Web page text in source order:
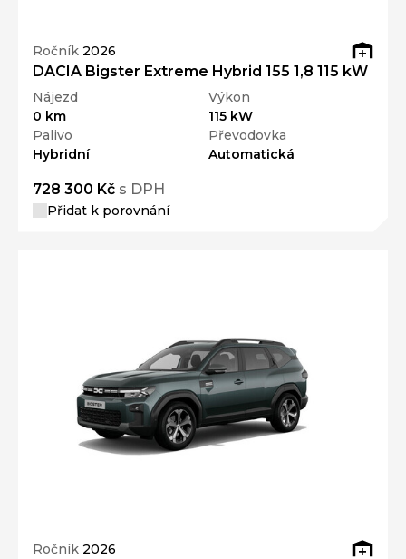
Ročník 2026
DACIA Bigster Extreme Hybrid 155 1,8 115 kW
Nájezd
0 km
Výkon
115 kW
Palivo
Hybridní
Převodovka
Automatická
728 300 Kč s DPH
Přidat k porovnání
Ročník 2026